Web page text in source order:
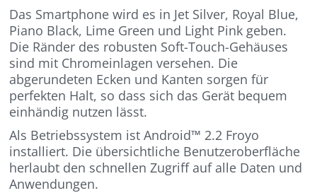
Das Smartphone wird es in Jet Silver, Royal Blue,
Piano Black, Lime Green und Light Pink geben.
Die Ränder des robusten Soft-Touch-Gehäuses
sind mit Chromeinlagen versehen. Die
abgerundeten Ecken und Kanten sorgen für
perfekten Halt, so dass sich das Gerät bequem
einhändig nutzen lässt.
Als Betriebssystem ist Android™ 2.2 Froyo
installiert. Die übersichtliche Benutzeroberfläche
herlaubt den schnellen Zugriff auf alle Daten und
Anwendungen.